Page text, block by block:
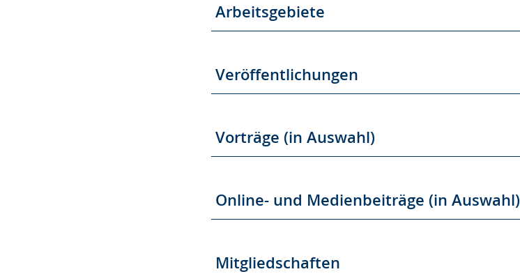
Arbeitsgebiete
Veröffentlichungen
Vorträge (in Auswahl)
Online- und Medienbeiträge (in Auswahl)
Mitgliedschaften